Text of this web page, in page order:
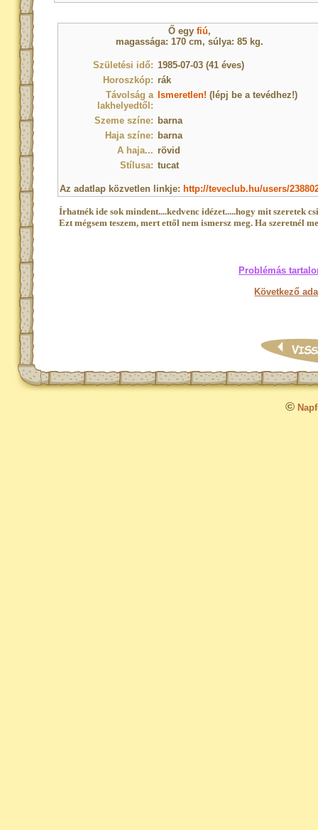
Ő egyfiú,
magassága: 170 cm, súlya: 85 kg.
Születési idő: 1985-07-03 (41 éves)
Horoszkóp: rák
Távolság a
lakhelyedtől:
Ismeretlen! (lépj be a tevédhez!)
Szeme színe: barna
Haja színe: barna
A haja... rövid
Stílusa: tucat
Az adatlap közvetlen linkje: http://teveclub.hu/users/
Írhatnék ide sok mindent....kedvenc idézet.....hogy mit szeretek
Ezt mégsem teszem, mert ettől nem ismersz meg. Ha szeretnél
Problémás
Következő
©